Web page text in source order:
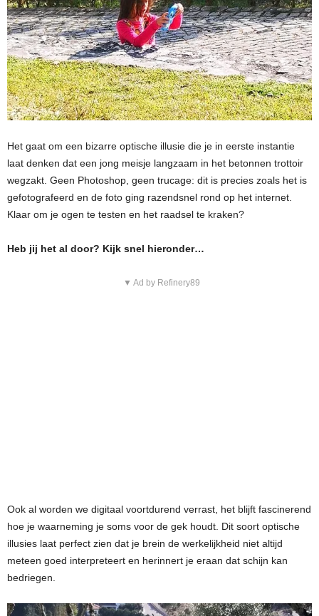
Het gaat om een bizarre optische illusie die je in eerste instantie
laat denken dat een jong meisje langzaam in het betonnen trottoir
wegzakt. Geen Photoshop, geen trucage: dit is precies zoals het is
gefotografeerd en de foto ging razendsnel rond op het internet.
Klaar om je ogen te testen en het raadsel te kraken?
Heb jij het al door? Kijk snel hieronder…
▼ Ad by Refinery89
Ook al worden we digitaal voortdurend verrast, het blijft fascinerend
hoe je waarneming je soms voor de gek houdt. Dit soort optische
illusies laat perfect zien dat je brein de werkelijkheid niet altijd
meteen goed interpreteert en herinnert je eraan dat schijn kan
bedriegen.